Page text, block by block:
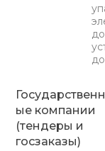
Государственн
ые компании
(тендеры и
госзаказы)